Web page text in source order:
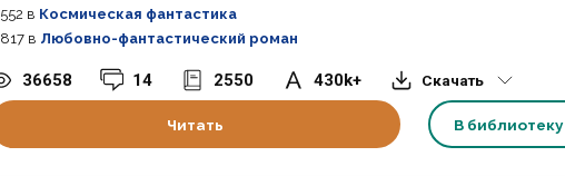
552 в Космическая фантастика
817 в Любовно-фантастический роман
36658 14 2550 430k+ Скачать
Читать В библиотеку